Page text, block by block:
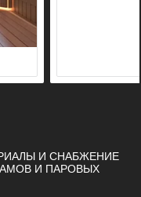
И СНАБЖЕНИЕ
И ПАРОВЫХ